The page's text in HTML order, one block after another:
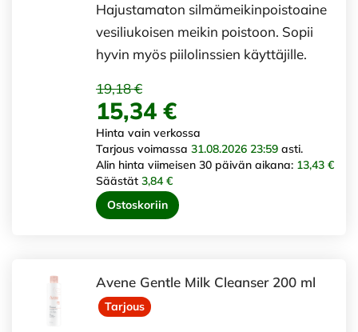
Hajustamaton silmämeikinpoistoaine
vesiliukoisen meikin poistoon. Sopii
hyvin myös piilolinssien käyttäjille.
19,18 €
15,34 €
Hinta vain verkossa
Tarjous voimassa 31.08.2026 23:59 asti.
Alin hinta viimeisen 30 päivän aikana: 13,43 €
Säästät 3,84 €
Ostoskoriin
Avene Gentle Milk Cleanser 200 ml
Tarjous